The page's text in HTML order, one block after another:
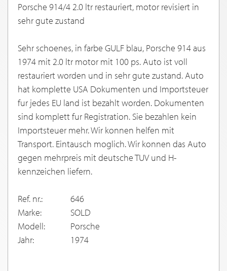
Porsche 914/4 2.0 ltr restauriert, motor revisiert in
sehr gute zustand
Sehr schoenes, in farbe GULF blau, Porsche 914 aus
1974 mit 2.0 ltr motor mit 100 ps. Auto ist voll
restauriert worden und in sehr gute zustand. Auto
hat komplette USA Dokumenten und Importsteuer
fur jedes EU land ist bezahlt worden. Dokumenten
sind komplett fur Registration. Sie bezahlen kein
Importsteuer mehr. Wir konnen helfen mit
Transport. Eintausch moglich. Wir konnen das Auto
gegen mehrpreis mit deutsche TUV und H-
kennzeichen liefern.
Ref. nr.:
646
Marke:
SOLD
Modell:
Porsche
Jahr:
1974